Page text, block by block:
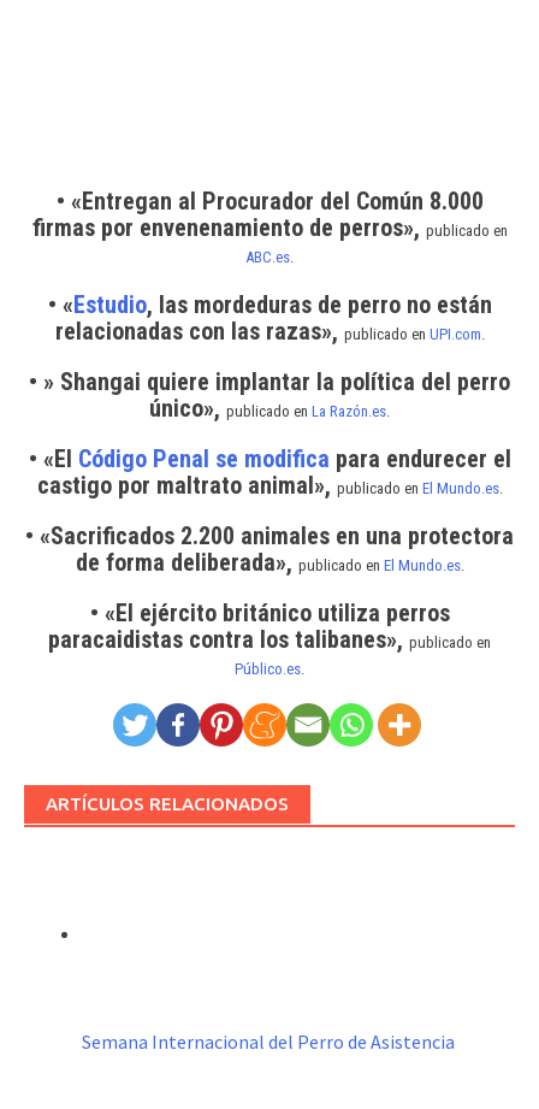
• «Entregan al Procurador del Común 8.000
firmas por envenenamiento de perros», publicado en
ABC.es
• «Estudio, las mordeduras de perro no están
relacionadas con las razas», publicado en UPI.com
• » Shangai quiere implantar la política del perro
único», publicado en La Razón.es
• «El Código Penal se modifica para endurecer el
castigo por maltrato animal», publicado en El Mundo.es.
• «Sacrificados 2.200 animales en una protectora
de forma deliberada», publicado en El Mundo.es.
• «El ejército británico utiliza perros
paracaidistas contra los talibanes», publicado en
Público.es
ARTÍCULOS RELACIONADOS
Semana Internacional del Perro de Asistencia